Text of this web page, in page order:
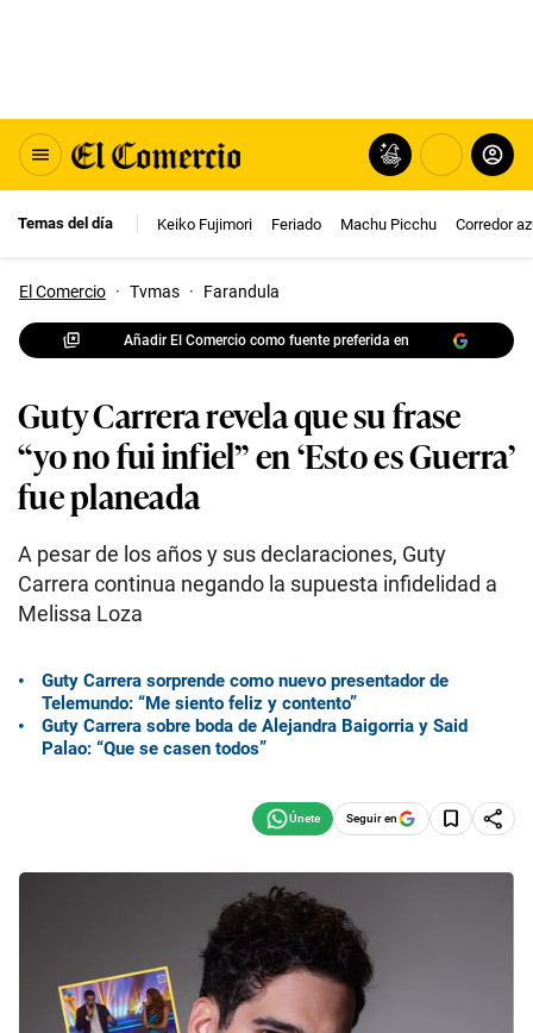
Temas del día Keiko Fujimori Feriado Machu Picchu Corredor
El Comercio · Tvmas · Farandula
Añadir El Comercio como fuente preferida en
Guty Carrera revela que su frase
“yo no fui infiel” en ‘Esto es Guerra’
fue planeada
A pesar de los años y sus declaraciones, Guty
Carrera continua negando la supuesta infidelidad a
Melissa Loza
Guty Carrera sorprende como nuevo presentador de
Telemundo: “Me siento feliz y contento”
Guty Carrera sobre boda de Alejandra Baigorria y Said
Palao: “Que se casen todos”
Seguir en